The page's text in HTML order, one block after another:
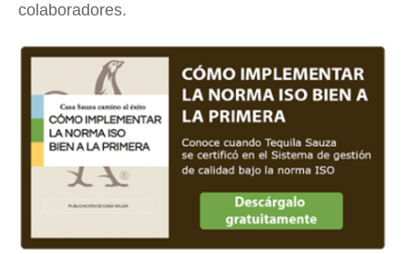
colaboradores.